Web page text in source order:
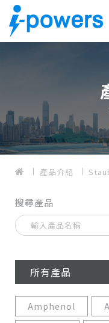
產品介紹
搜尋產品
所有產品
Amphenol